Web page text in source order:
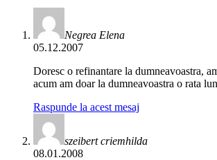
Negrea Elena
05.12.2007
Doresc o refinantare la dumneavoastra,
acum am doar la dumneavoastra o rata
Raspunde la acest mesaj
szeibert criemhilda
08.01.2008